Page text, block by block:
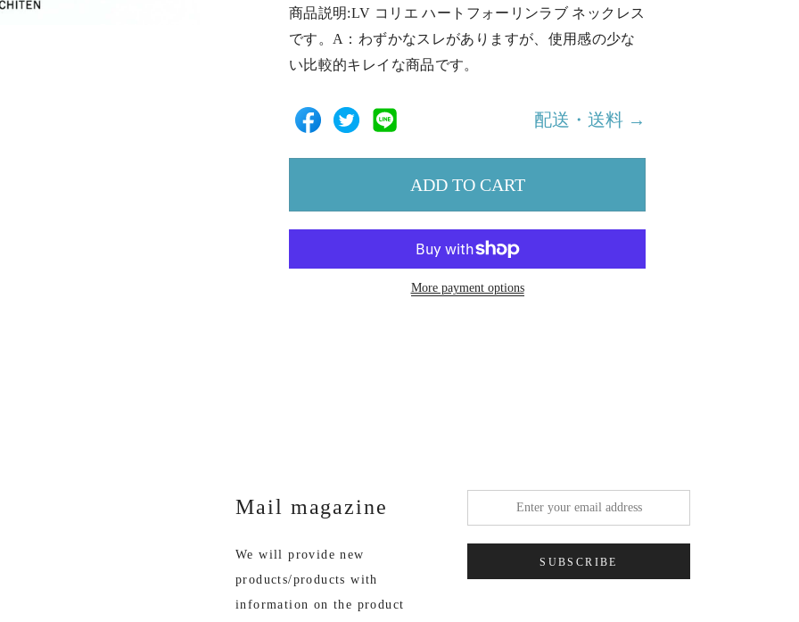
商品説明:LV コリエ ハートフォーリンラブ ネックレス
です。A：わずかなスレがありますが、使用感の少な
い比較的キレイな商品です。
配送・送料 →
ADD TO CART
More payment options
Mail magazine
We will provide new
products/products with
information on the product
SUBSCRIBE